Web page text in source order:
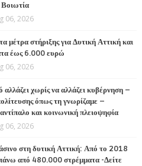
06, 2026
μέτρα στήριξης για Δυτική Αττική και
έως 6.000 ευρώ
06, 2026
αλλάζει χωρίς να αλλάζει κυβέρνηση –
όπως τη γνωρίζαμε –
και κοινωνική πλειοψηφία
06, 2026
στη δυτική Αττική: Από το 2018
πάνω από 480.000 στρέμματα -Δείτε